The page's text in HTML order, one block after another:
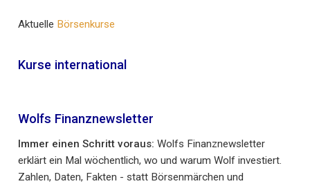
Aktuelle Börsenkurse
Kurse international
Wolfs Finanznewsletter
Immer einen Schritt voraus: Wolfs Finanznewsletter
erklärt ein Mal wöchentlich, wo und warum Wolf investiert.
Zahlen, Daten, Fakten - statt Börsenmärchen und